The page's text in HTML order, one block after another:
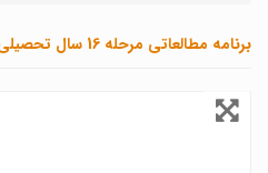
برنامه مطالعاتی مرحله 16 سال تحصیلی - 30 خرداد تا 12 تیر